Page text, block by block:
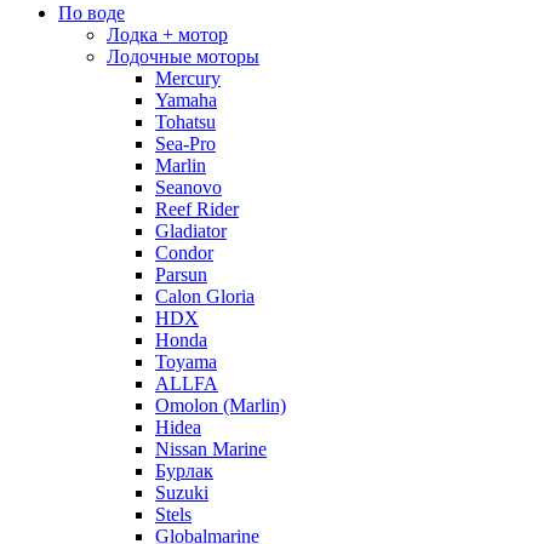
По воде
Лодка + мотор
Лодочные моторы
Mercury
Yamaha
Tohatsu
Sea-Pro
Marlin
Seanovo
Reef Rider
Gladiator
Condor
Parsun
Calon Gloria
HDX
Honda
Toyama
ALLFA
Omolon (Marlin)
Hidea
Nissan Marine
Бурлак
Suzuki
Stels
Globalmarine